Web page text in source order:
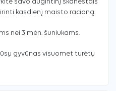
savo augintinį skanėstais
kasdienį maisto racioną.
nei 3 mėn. šuniukams.
gyvūnas visuomet turėtų